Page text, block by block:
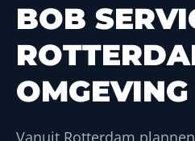
BOB
OMGEVING
Vanuit Rotterdam